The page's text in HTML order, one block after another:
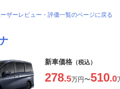
ザーレビュー・評価一覧のページに戻る
新車価格 （税込）
278.5万円〜510.0